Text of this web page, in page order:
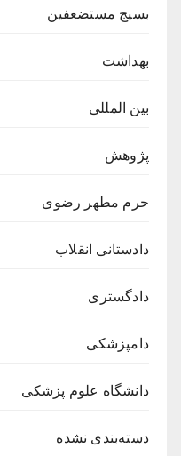
بسیج مستضعفین
بهداشت
بین المللی
پژوهش
حرم مطهر رضوی
دادستانی انقلاب
دادگستری
دامپزشکی
دانشگاه علوم پزشکی
دسته‌بندی نشده